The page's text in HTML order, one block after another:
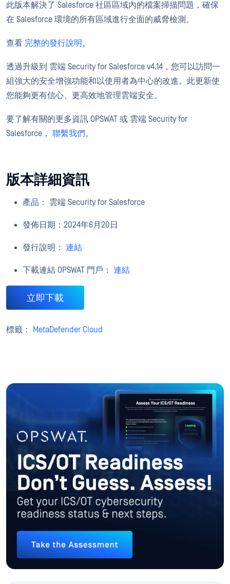
此版本解決了 Salesforce 社區區域內的檔案掃描問題，確保
在 Salesforce 環境的所有區域進行全面的威脅檢測。
查看 完整的發行說明。
透過升級到 雲端 Security for Salesforce v4.14，您可以訪問一
組強大的安全增強功能和以使用者為中心的改進。此更新使
您能夠更有信心、更高效地管理雲端安全。
要了解有關的更多資訊 OPSWAT 或 雲端 Security for
Salesforce， 聯繫我們。
版本詳細資訊
產品： 雲端 Security for Salesforce
發佈日期：2024年6月20日
發行說明： 連結
下載連結 OPSWAT 門戶： 連結
立即下載
標籤： MetaDefender Cloud